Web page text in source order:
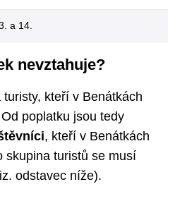
a 14.
nevztahuje?
kteří v Benátkách
poplatku jsou tedy
, kteří v Benátkách
skupina turistů se musí
odstavec níže).